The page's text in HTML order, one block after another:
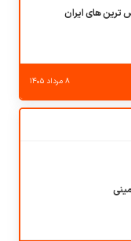
ترین های ایران
۸ مرداد ۱۴۰۵